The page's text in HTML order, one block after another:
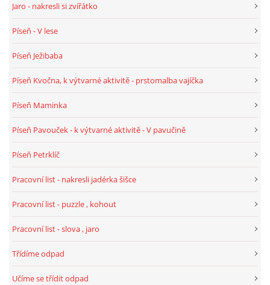
HÁDANKY K TÉMATU JARO, LÉTO, PODZIM,ZIMA
BÁSNĚ K TÉMATU JARO
PÍSNĚ K TÉMATU LÉTO
POHYBOVÉ AKTIVITY NA TÉMA LÉTO
Jaro - nakresli si zvířátko
Píseň - V lese
Píseň Ježibaba
Píseň Kvočna, k výtvarné aktivitě - prstomalba vajíčka
Píseň Maminka
Píseň Pavouček - k výtvarné aktivitě - V pavučině
Píseň Petrklíč
Pracovní list - nakresli jadérka šišce
Pracovní list - puzzle , kohout
Pracovní list - slova , jaro
Třídíme odpad
Učíme se třídit odpad